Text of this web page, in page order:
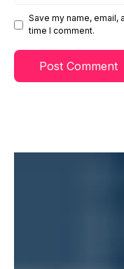
Save my name,
time I comment.